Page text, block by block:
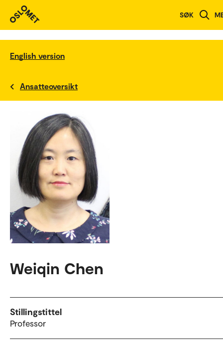
SØK
English version
Ansatteoversikt
Weiqin Chen
Stillingstittel
Professor